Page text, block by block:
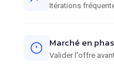
Itérations
Marché en
Valider l'offre